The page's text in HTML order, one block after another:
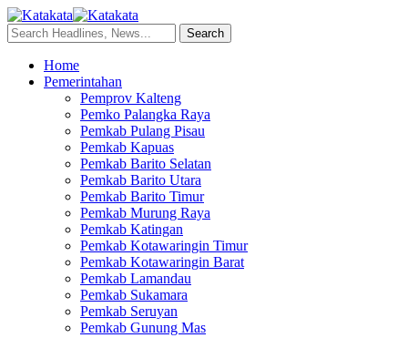
Home
Pemerintahan
Pemprov Kalteng
Pemko Palangka Raya
Pemkab Pulang Pisau
Pemkab Kapuas
Pemkab Barito Selatan
Pemkab Barito Utara
Pemkab Barito Timur
Pemkab Murung Raya
Pemkab Katingan
Pemkab Kotawaringin Timur
Pemkab Kotawaringin Barat
Pemkab Lamandau
Pemkab Sukamara
Pemkab Seruyan
Pemkab Gunung Mas